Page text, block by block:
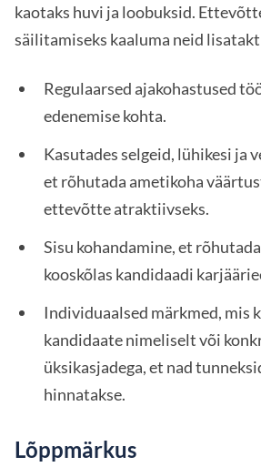
kaotaks huvi ja loobuksid.
säilitamiseks kaaluma neid
Regulaarsed ajakohastused
edenemise kohta.
Kasutades selgeid, lühikesi ja
et rõhutada ametikoha
ettevõtte atraktiivseks.
Sisu kohandamine, et
kooskõlas kandidaadi
Individuaalsed märkmed, mis
kandidaate nimeliselt või
üksikasjadega, et nad
hinnatakse.
Lõppmärkus